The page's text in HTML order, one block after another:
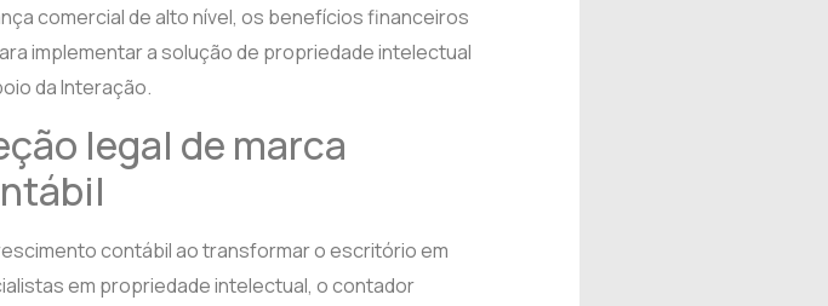
comercial de alto nível, os benefícios financeiros
implementar a solução de propriedade intelectual
da Interação.
legal de marca
contábil ao transformar o escritório em
em propriedade intelectual, o contador